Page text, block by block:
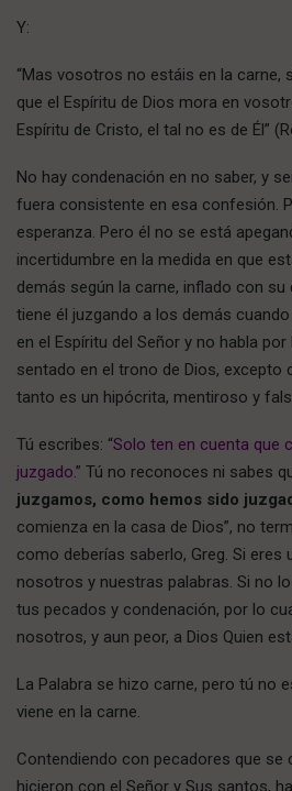
Y:
“Mas vosotros no estáis en la carne,
que el Espíritu de Dios mora en
Espíritu de Cristo, el tal no es de Él”
No hay condenación en no saber, y
fuera consistente en esa confesión.
esperanza. Pero él no se está
incertidumbre en la medida en que
demás según la carne, inflado con
tiene él juzgando a los demás
en el Espíritu del Señor y no habla por
sentado en el trono de Dios, excepto
tanto es un hipócrita, mentiroso y
Tú escribes: “Solo ten en cuenta que
juzgado.” Tú no reconoces ni sabes
juzgamos, como hemos sido
comienza en la casa de Dios”, no
como deberías saberlo, Greg. Si eres
nosotros y nuestras palabras. Si no
tus pecados y condenación, por lo
nosotros, y aun peor, a Dios Quien
La Palabra se hizo carne, pero tú no
viene en la carne.
Contendiendo con pecadores que se
hicieron con el Señor y Sus santos,